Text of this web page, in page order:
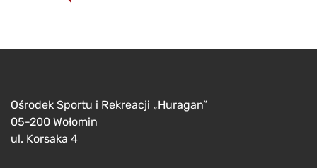
Ośrodek Sportu i Rekreacji „Huragan”
05-200 Wołomin
ul. Korsaka 4